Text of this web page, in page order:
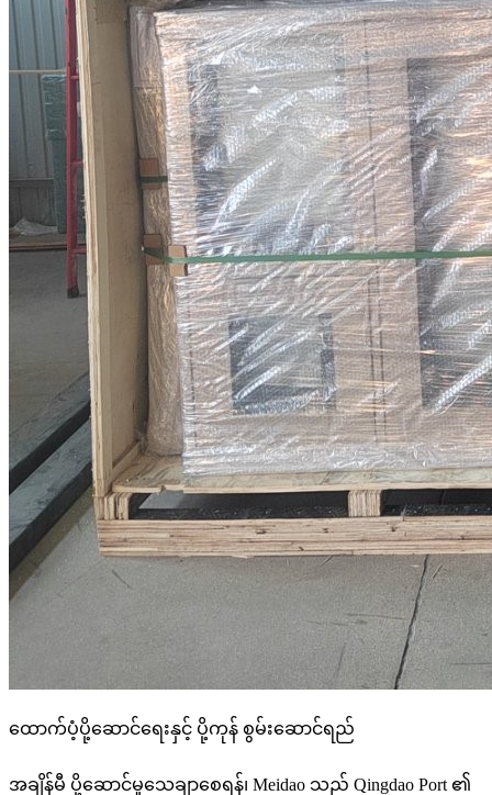
ထောက်ပံ့ပို့ဆောင်ရေးနှင့် ပို့ကုန် စွမ်းဆောင်ရည်
အချိန်မီ ပို့ဆောင်မှုသေချာစေရန်၊ Meidao သည် Qingdao Port ၏